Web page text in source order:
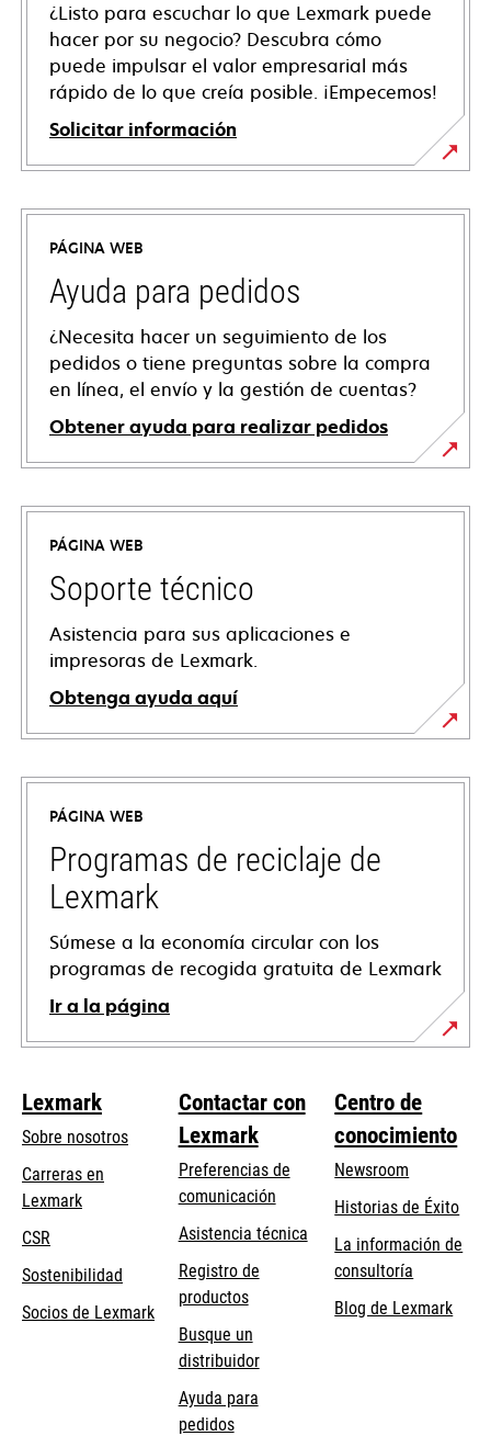
¿Listo para escuchar lo que Lexmark puede
hacer por su negocio? Descubra cómo
puede impulsar el valor empresarial más
rápido de lo que creía posible. ¡Empecemos!
Solicitar información
PÁGINA WEB
Ayuda para pedidos
¿Necesita hacer un seguimiento de los
pedidos o tiene preguntas sobre la compra
en línea, el envío y la gestión de cuentas?
Obtener ayuda para realizar pedidos
PÁGINA WEB
Soporte técnico
Asistencia para sus aplicaciones e
impresoras de Lexmark.
Obtenga ayuda aquí
se
abre
una
pestaña
nueva
PÁGINA WEB
Programas de reciclaje de
Lexmark
Súmese a la economía circular con los
programas de recogida gratuita de Lexmark
Ir a la página
Lexmark
Sobre nosotros
Carreras en
Lexmark
CSR
Sostenibilidad
Socios de Lexmark
Contactar con
Lexmark
Preferencias de
comunicación
se
abre
en
una
pestaña
nueva
Asistencia técnicase
abre
Registro de
productos
Busque un
distribuidor
Ayuda para
pedidos
Centro de
conocimiento
Newsroom
Historias de Éxito
La información de
consultoría
Blog de Lexmark